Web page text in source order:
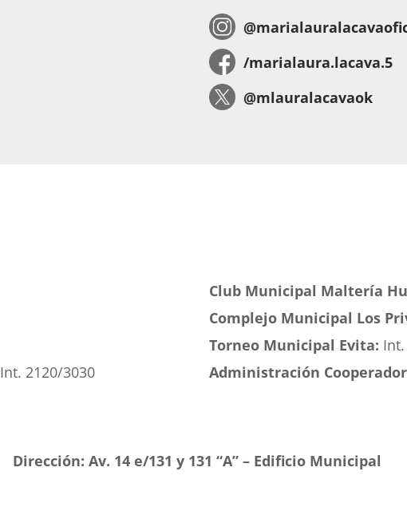
/marialaura.lacava.5
@mlauralacavaok
Int. 2120/3030
Club Municipal Maltería
Complejo Municipal Los
Torneo Municipal Evita:
Administración
Dirección: Av. 14 e/131 y 131 “A” – Edificio Municipal